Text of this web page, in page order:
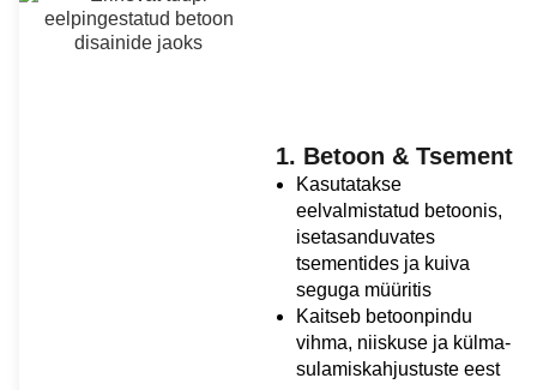
1. Betoon & Tsement
Kasutatakse
eelvalmistatud betoonis,
isetasanduvates
tsementides ja kuiva
seguga müüritis
Kaitseb betoonpindu
vihma, niiskuse ja külma-
sulamiskahjustuste eest